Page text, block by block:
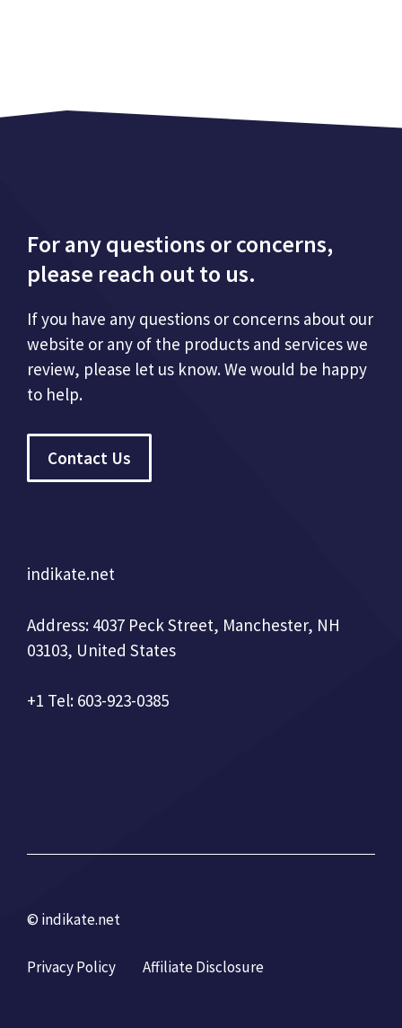
For any questions or concerns,
please reach out to us.
If you have any questions or concerns about our
website or any of the products and services we
review, please let us know. We would be happy
to help.
Contact Us
indikate.net
Address: 4037 Peck Street, Manchester, NH
03103, United States
+1 Tel: 603-923-0385
© indikate.net
Privacy Policy Affiliate Disclosure